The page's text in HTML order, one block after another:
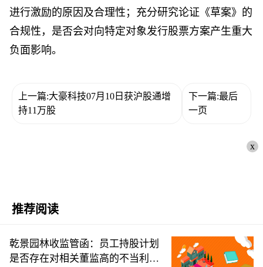
进行激励的原因及合理性；充分研究论证《草案》的
合规性，是否会对向特定对象发行股票方案产生重大
负面影响。
上一篇:大豪科技07月10日获沪股通增
持11万股
下一篇:最后
一页
x
推荐阅读
乾景园林收监管函：员工持股计划
是否存在对相关董监高的不当利益